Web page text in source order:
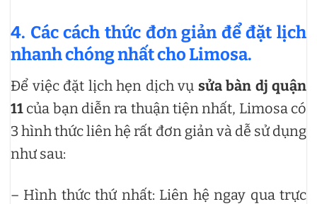
4. Các cách thức đơn giản để đặt lịch
nhanh chóng nhất cho Limosa.
Để việc đặt lịch hẹn dịch vụ sửa bàn dj quận
11 của bạn diễn ra thuận tiện nhất, Limosa có
3 hình thức liên hệ rất đơn giản và dễ sử dụng
như sau:
– Hình thức thứ nhất: Liên hệ ngay qua trực